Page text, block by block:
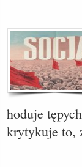
hoduje
krytykuje to,